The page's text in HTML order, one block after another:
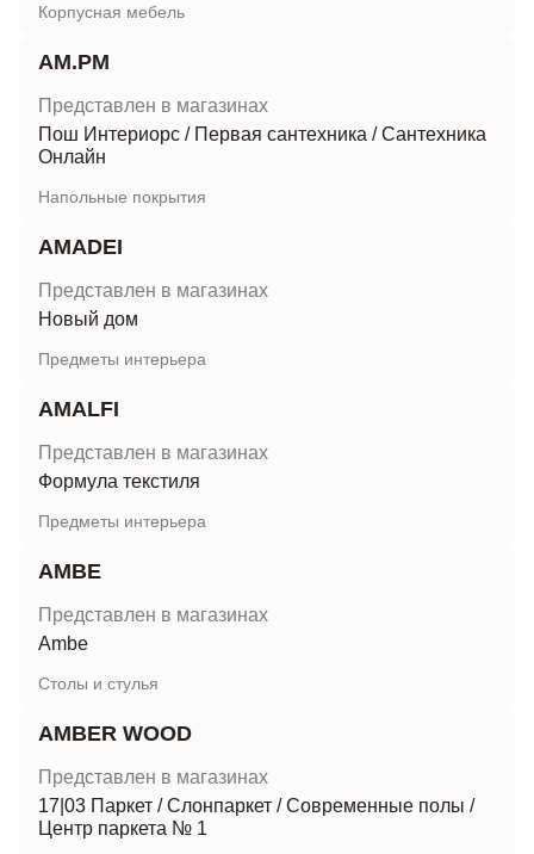
Корпусная мебель
AM.PM
Представлен в магазинах
Пош Интериорс / Первая сантехника /Сантехника
Онлайн
Напольные покрытия
AMADEI
Представлен в магазинах
Новый дом
Предметы интерьера
AMALFI
Представлен в магазинах
Формула текстиля
Предметы интерьера
AMBE
Представлен в магазинах
Ambe
Столы и стулья
AMBER WOOD
Представлен в магазинах
17|03 Паркет /Слонпаркет /Современные полы /
Центр паркета № 1